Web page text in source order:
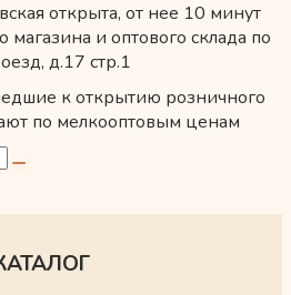
открыта, от нее 10 минут
и оптового склада по
д.17 стр.1
к открытию розничного
по мелкооптовым ценам